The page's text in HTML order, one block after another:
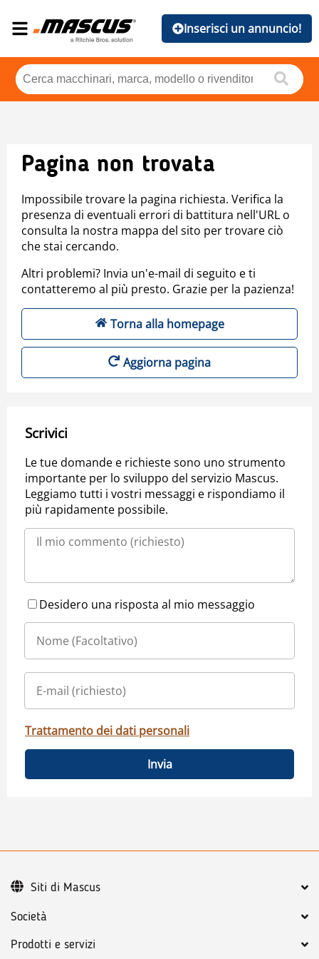
Inserisci un annuncio!
Pagina non trovata
Impossibile trovare la pagina richiesta. Verifica la
presenza di eventuali errori di battitura nell'URL o
consulta la nostra mappa del sito per trovare ciò
che stai cercando.
Altri problemi? Invia un'e-mail di seguito e ti
contatteremo al più presto. Grazie per la pazienza!
Torna alla homepage
Aggiorna pagina
Scrivici
Le tue domande e richieste sono uno strumento
importante per lo sviluppo del servizio Mascus.
Leggiamo tutti i vostri messaggi e rispondiamo il
più rapidamente possibile.
Desidero una risposta al mio messaggio
Trattamento dei dati personali
Invia
Società
Prodotti e servizi
Siti di Mascus